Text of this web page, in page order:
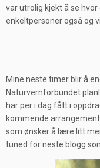
var utrolig kjekt å se
enkeltpersoner også og
Mine neste timer blir å
Naturvernforbundet
har per i dag fått i
kommende
som ønsker å lære litt
tuned for neste blogg